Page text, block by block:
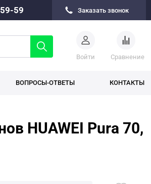
59 Заказать звонок
Войти Cравнение
ВОПРОСЫ-ОТВЕТЫ КОНТАКТЫ
HUAWEI Pura 70,